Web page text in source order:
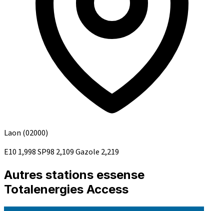
Laon (02000)
E10 1,998SP98 2,109Gazole 2,219
Autres stations essense
Totalenergies Access